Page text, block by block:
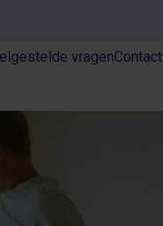
vragenContact